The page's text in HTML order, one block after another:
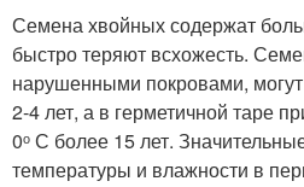
Семена хвойных содержат
быстро теряют всхожесть.
нарушенными покровами,
2-4 лет, а в герметичной таре
0ᵒ С более 15 лет.
температуры и влажности в